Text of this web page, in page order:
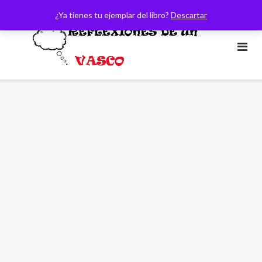
¿Ya tienes tu ejemplar del libro? Descartar
contenido